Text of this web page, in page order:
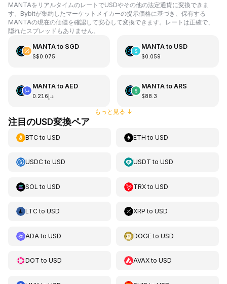
MANTAをリアルタイムのレートでUSDやその他の法定通貨に変換できま
す。Bybitが集約したマーケットメイカーの提示価格に基づき、保有する
MANTAの現在の価値を確認して安心して変換できます。レートは正確で、
隠れたスプレッドもありません。
MANTAto SGD
S$0.075
MANTAto USD
$0.059
MANTAto AED
د.إ0.216
MANTAto ARS
$88.3
もっと見る ↓
注目のUSD変換ペア
BTCto USD ETH toUSD
USDCto USD USDT toUSD
SOL to USD TRXtoUSD
LTCto USD XRP toUSD
ADA to USD DOGEtoUSD
DOT to USD AVAXtoUSD